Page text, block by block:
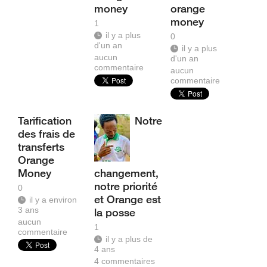
money
1
il y a plus
d'un an
aucun
commentaire
orange
money
0
il y a plus
d'un an
aucun
commentaire
Tarification
des frais de
transferts
Orange
Money
0
il y a environ
3 ans
aucun
commentaire
Notre
changement,
notre priorité
et Orange est
la posse
1
il y a plus de
4 ans
4commentaires